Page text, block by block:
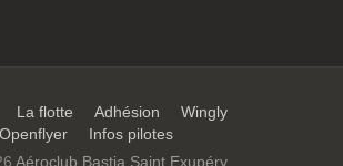
La flotte Adhésion
Wingly
Openflyer
Infos pilotes
Aéroclub Bastia Saint Exupéry